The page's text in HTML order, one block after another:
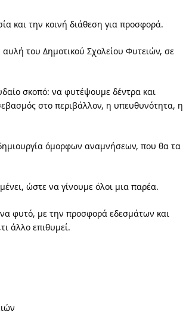
και την κοινή διάθεση για προσφορά.
του Δημοτικού Σχολείου Φυτειών, σε
σκοπό: να φυτέψουμε δέντρα και
στο περιβάλλον, η υπευθυνότητα, η
όμορφων αναμνήσεων, που θα τα
ώστε να γίνουμε όλοι μια παρέα.
φυτό, με την προσφορά εδεσμάτων και
άλλο επιθυμεί.